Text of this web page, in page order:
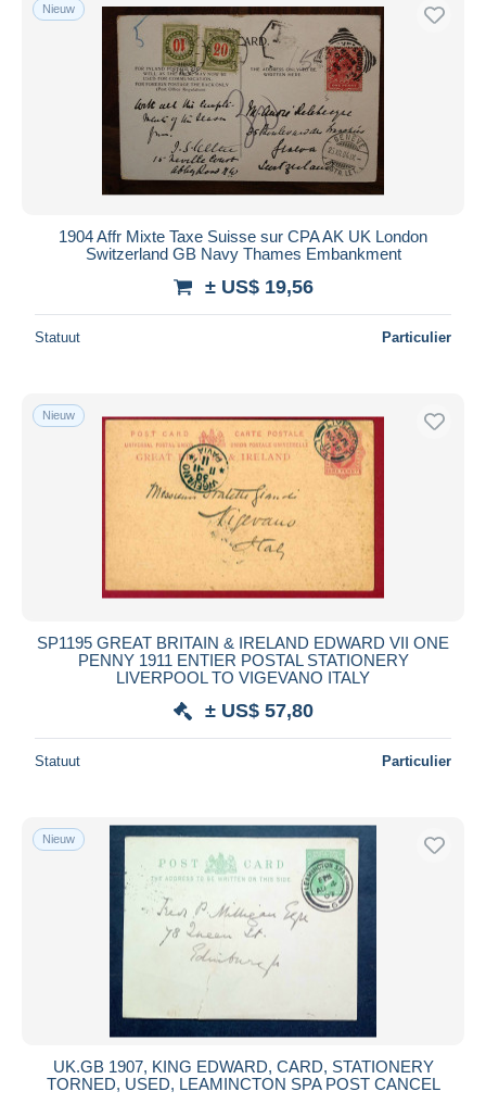
Nieuw
1904 Affr Mixte Taxe Suisse sur CPA AK UK London
Switzerland GB Navy Thames Embankment
± US$ 19,56
Statuut Particulier
Nieuw
SP1195 GREAT BRITAIN & IRELAND EDWARD VII ONE
PENNY 1911 ENTIER POSTAL STATIONERY
LIVERPOOL TO VIGEVANO ITALY
± US$ 57,80
Statuut Particulier
Nieuw
UK.GB 1907, KING EDWARD, CARD, STATIONERY
TORNED, USED, LEAMINCTON SPA POST CANCEL